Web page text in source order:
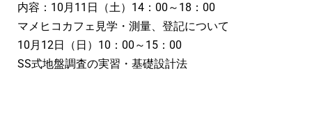
内容：10月11日（土）14：00～18：00
マメヒコカフェ見学・測量、登記について
10月12日（日）10：00～15：00
SS式地盤調査の実習・基礎設計法